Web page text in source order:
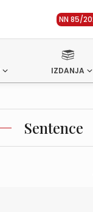
NN 85/
IZDANJA
Sentence